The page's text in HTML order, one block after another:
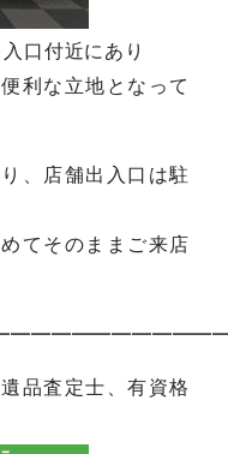
口付近にあり
利な立地となって
、店舗出入口は駐
てそのままご来店
品査定士、有資格